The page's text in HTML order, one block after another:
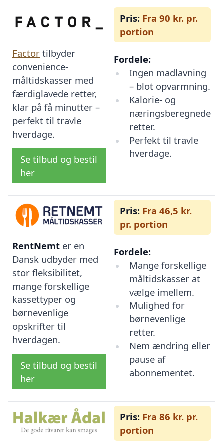
Factor tilbyder
convenience-
måltidskasser med
færdiglavede retter,
klar på få minutter –
perfekt til travle
hverdage.
Se tilbud og bestil
her
Pris: Fra 90 kr. pr.
portion
Fordele:
Ingen madlavning
– blot opvarmning.
Kalorie- og
næringsberegnede
retter.
Perfekt til travle
hverdage.
RentNemt er en
Dansk udbyder med
stor fleksibilitet,
mange forskellige
kassettyper og
børnevenlige
opskrifter til
hverdagen.
Se tilbud og bestil
her
Pris: Fra 46,5 kr.
pr. portion
Fordele:
Mange forskellige
måltidskasser at
vælge imellem.
Mulighed for
børnevenlige
retter.
Nem ændring eller
pause af
abonnementet.
Pris: Fra 86 kr. pr.
portion